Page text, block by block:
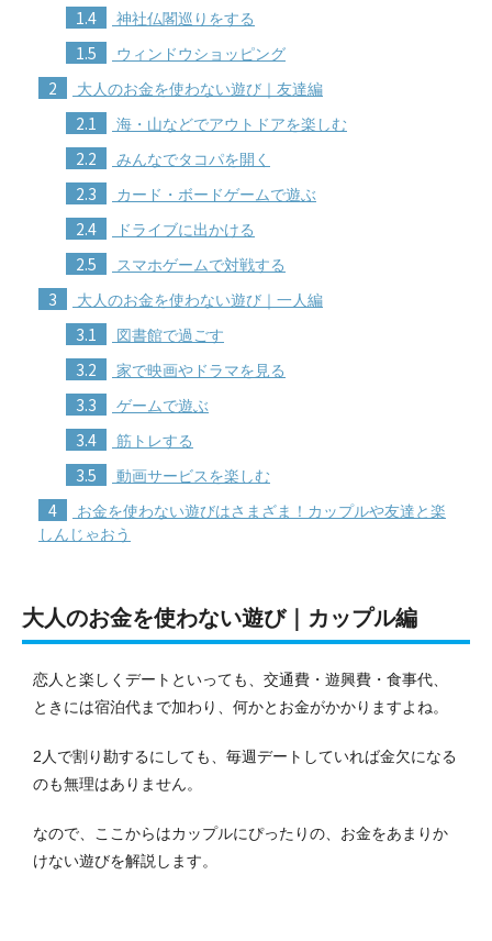
1.4 神社仏閣巡りをする
1.5 ウィンドウショッピング
2 大人のお金を使わない遊び｜友達編
2.1 海・山などでアウトドアを楽しむ
2.2 みんなでタコパを開く
2.3 カード・ボードゲームで遊ぶ
2.4 ドライブに出かける
2.5 スマホゲームで対戦する
3 大人のお金を使わない遊び｜一人編
3.1 図書館で過ごす
3.2 家で映画やドラマを見る
3.3 ゲームで遊ぶ
3.4 筋トレする
3.5 動画サービスを楽しむ
4
お金を使わない遊びはさまざま！カップルや友達と楽
しんじゃおう
大人のお金を使わない遊び｜カップル編
恋人と楽しくデートといっても、交通費・遊興費・食事代、
ときには宿泊代まで加わり、何かとお金がかかりますよね。
2人で割り勘するにしても、毎週デートしていれば金欠になる
のも無理はありません。
なので、ここからはカップルにぴったりの、お金をあまりか
けない遊びを解説します。